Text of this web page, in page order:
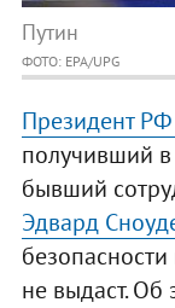
Путин
ФОТО: EPA/UPG
Президент
получивший
бывший
Эдвард
не выдаст. Об